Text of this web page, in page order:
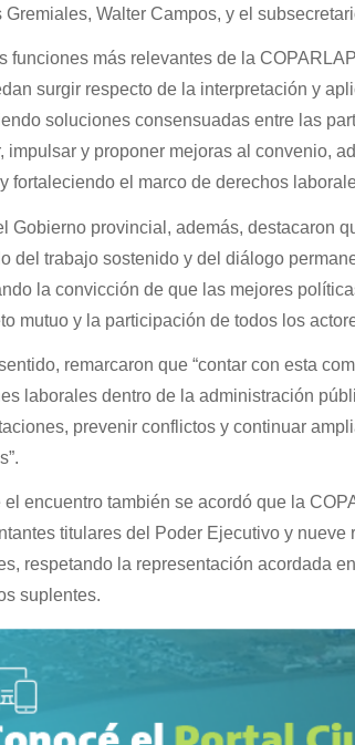
Gremiales, Walter Campos, y el
funciones más relevantes de la
surgir respecto de la interpretación y
soluciones consensuadas entre las
impulsar y proponer mejoras al convenio,
fortaleciendo el marco de derechos
Gobierno provincial, además, destacaron
del trabajo sostenido y del diálogo
la convicción de que las mejores
mutuo y la participación de todos los
remarcaron que “contar con esta
laborales dentro de la administración
prevenir conflictos y continuar
el encuentro también se acordó que la
titulares del Poder Ejecutivo y
respetando la representación acordada
suplentes.